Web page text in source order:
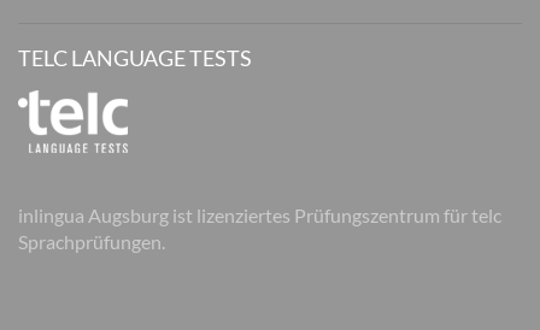
TELC LANGUAGE TESTS
inlingua Augsburg ist lizenziertes Prüfungszentrum für telc
Sprachprüfungen.